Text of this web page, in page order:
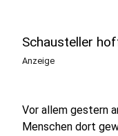
Schausteller
Anzeige
Vor allem gestern
Menschen dort